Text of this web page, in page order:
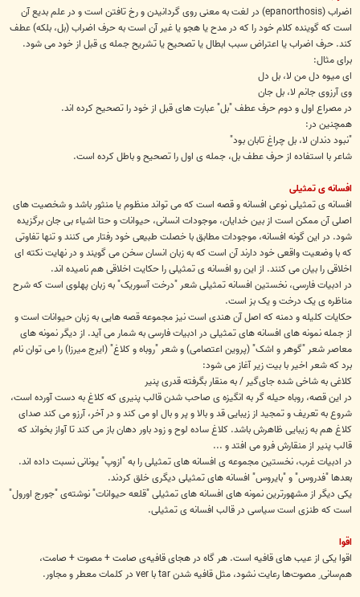
اضراب (epanorthosis) در لغت به معنی روی گردانیدن و رخ تافتن است و در علم بدیع آن
است که گوینده کلام خود را که در مدح یا هجو یا غیر آن است به حرف اضراب (بل، بلکه) عطف
کند. حرف اضراب یا اعتراض سبب ابطال یا تصحیح یا تشریح جمله ی قبل از خود می شود.
برای مثال:
ای میوه دل من لا، بل دل
وی آرزوی جانم لا، بل جان
در مصراع اول و دوم حرف عطف "بل" عبارت های قبل از خود را تصحیح کرده اند.
همچنین در:
"نبود دندان لا، بل چراغ تابان بود"
شاعر با استفاده از حرف عطف بل، جمله ی اول را تصحیح و باطل کرده است.
افسانه ی تمثیلی
افسانه ی تمثیلی نوعی افسانه و قصه است که می تواند منظوم یا منثور باشد و شخصیت های
اصلی آن ممکن است از بین خدایان، موجودات انسانی، حیوانات و حتا اشیاء بی جان برگزیده
شود. در این گونه افسانه، موجودات مطابق با خصلت طبیعی خود رفتار می کنند و تنها تفاوتی
که با وضعیت واقعی خود دارند آن است که به زبان انسان سخن می گویند و در نهایت نکته ای
اخلاقی را بیان می کنند. از این رو افسانه ی تمثیلی را حکایت اخلاقی هم نامیده اند.
در ادبیات فارسی، نخستین افسانه تمثیلی شعر "درخت آسوریک" به زبان پهلوی است که شرح
مناظره ی یک درخت و یک بز است.
حکایات کلیله و دمنه که اصل آن هندی است نیز مجموعه قصه هایی به زبان حیوانات است و
از جمله نمونه های افسانه های تمثیلی در ادبیات فارسی به شمار می آید. از دیگر نمونه های
معاصر شعر "گوهر و اشک" (پروین اعتصامی) و شعر "روباه و کلاغ" (ایرج میرزا) را می توان نام
برد که شعر اخیر با بیت زیر آغاز می شود:
کلاغی به شاخی شده جای‌گیر / به منقار بگرفته قدری پنیر
در این قصه، روباه حیله گر به انگیزه ی صاحب شدن قالب پنیری که کلاغ به دست آورده است،
شروع به تعریف و تمجید از زیبایی قد و بالا و پر و بال او می کند و در آخر، آرزو می کند صدای
کلاغ هم به زیبایی ظاهرش باشد. کلاغ ساده لوح و زود باور دهان باز می کند تا آواز بخواند که
قالب پنیر از منقارش فرو می افتد و ...
در ادبیات غرب، نخستین مجموعه ی افسانه های تمثیلی را به "ازوپ" یونانی نسبت داده اند.
بعدها "فدروس" و "بایروس" افسانه های تمثیلی دیگری خلق کردند.
یکی دیگر از مشهورترین نمونه های افسانه های تمثیلی "قلعه حیوانات" نوشته‌ی "جورج اورول"
است که طنزی است سیاسی در قالب افسانه ی تمثیلی.
اقوا
اقوا یکی از عیب های قافیه است. هر گاه در هجای قافیه‌ی صامت + مصوت + صامت،
هم‌سانی ِ مصوت‌ها رعایت نشود، مثل قافیه شدن tar با ver در کلمات معطر و مجاور.